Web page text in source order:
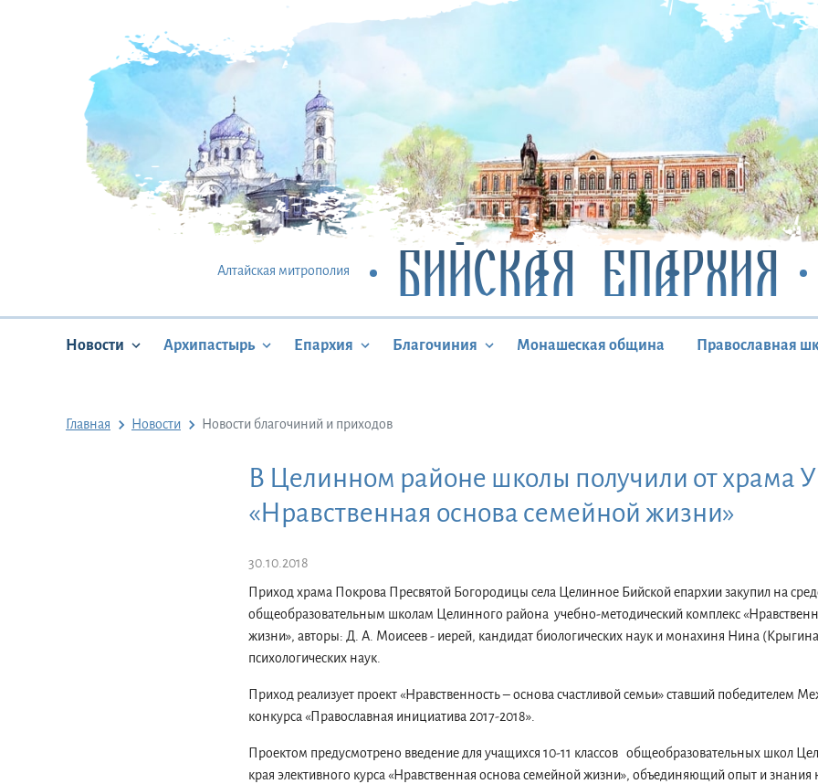
Алтайская митрополия БИЙСКАЯ ЕПАРХИЯ
Новости Архипастырь Епархия Благочиния Монашеская община Православная
Главная Новости Новости благочиний и приходов
В Целинном районе школы получили от храма
«Нравственная основа семейной жизни»
30.10.2018
Приход храма Покрова Пресвятой Богородицы села Целинное Бийской епархии закупил на
общеобразовательным школам Целинного района учебно-методический комплекс
жизни», авторы: Д. А. Моисеев - иерей, кандидат биологических наук и монахиня Нина
психологических наук.
Приход реализует проект «Нравственность – основа счастливой семьи» ставший победителем
конкурса «Православная инициатива 2017-2018».
Проектом предусмотрено введение для учащихся 10-11 классов общеобразовательных школ
края элективного курса «Нравственная основа семейной жизни», объединяющий опыт и знания